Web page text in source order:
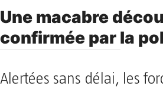
​Une macabre
confirmée par la
​Alertées sans délai, les